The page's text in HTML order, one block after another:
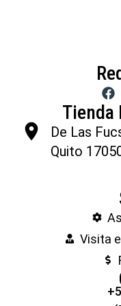
Tienda
De Las
Quito
Visita